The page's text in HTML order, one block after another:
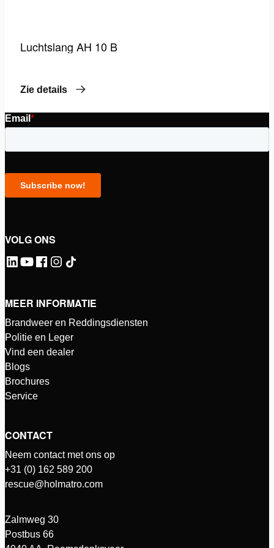
Luchtslang AH 10 B
Zie details
VOLG ONS
MEER INFORMATIE
Brandweer en Reddingsdiensten
Politie en Leger
Vind een dealer
Blogs
Brochures
Service
CONTACT
Neem contact met ons op
+31 (0) 162 589 200
rescue@holmatro.com
Zalmweg 30
Postbus 66